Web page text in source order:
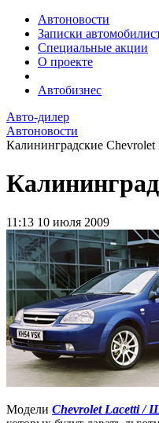
Автоновости
Записки
Специальные акции
О проекте
Автобизнес
Авто-дилер
Автоновости
Калининградские
11:13 10 июля 2009
Модели Chevrolet Lacetti /